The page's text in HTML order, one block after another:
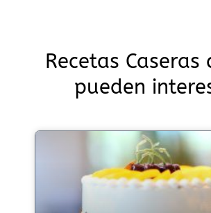
Recetas Caseras
pueden